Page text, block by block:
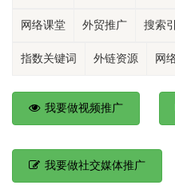
网络课堂 外贸推广 搜索
指数关键词 外链资源 网
我要做视频推广
我要做社交媒体推广